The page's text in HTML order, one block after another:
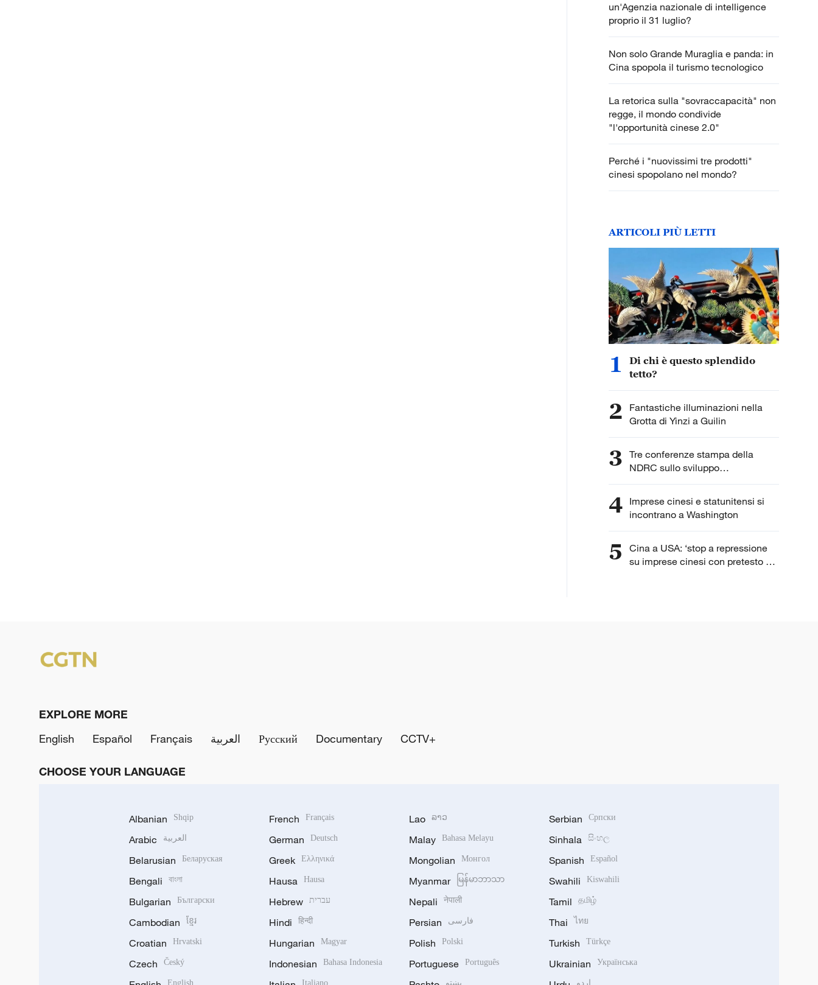
un'Agenzia nazionale di intelligence
proprio il 31 luglio?
Non solo Grande Muraglia e panda: in
Cina spopola il turismo tecnologico
La retorica sulla "sovraccapacità" non
regge, il mondo condivide
"l'opportunità cinese 2.0"
Perché i "nuovissimi tre prodotti"
cinesi spopolano nel mondo?
ARTICOLI PIÙ LETTI
1
Di chi è questo splendido
tetto?
2
Fantastiche illuminazioni nella
Grotta di Yinzi a Guilin
3 Tre conferenze stampa della
NDRC sullo sviluppo
dell'intelligenza artificiale
4 Imprese cinesi e statunitensi si
incontrano a Washington
5
Cina a USA: ‘stop a repressione
su imprese cinesi con pretesto di
EXPLORE MORE
English
Español Français العربية Русский Documentary CCTV+
CHOOSE YOUR LANGUAGE
Albanian Shqip
Arabic العربية
Belarusian Беларуская
Bengali বাংলা
Bulgarian Български
Cambodian ខ្មែរ
Croatian Hrvatski
Czech Český
English
French Français
German Deutsch
Greek Ελληνικά
Hausa Hausa
Hebrew עברית
Hindi हिन्दी
Hungarian Magyar
Indonesian Bahasa Indonesia
Italiano
Lao ລາວ
Malay Bahasa Melayu
Mongolian Монгол
Myanmar မြန်မာဘာသာ
Nepali नेपाली
Persian فارسی
Polish Polski
Portuguese Português
پښتو
Serbian Српски
Sinhala සිංහල
Spanish Español
Swahili Kiswahili
Tamil தமிழ்
Thai ไทย
Turkish Türkçe
Ukrainian Українська
اردو